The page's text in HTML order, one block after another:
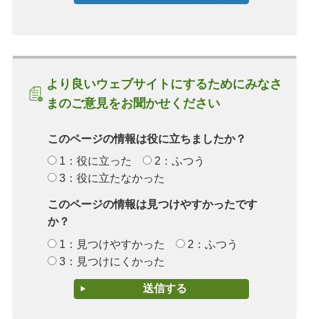
より良いウェブサイトにするためにみなさ
まのご意見をお聞かせください
このページの情報は役に立ちましたか？
1：役に立った
2：ふつう
3：役に立たなかった
このページの情報は見つけやすかったです
か？
1：見つけやすかった
2：ふつう
3：見つけにくかった